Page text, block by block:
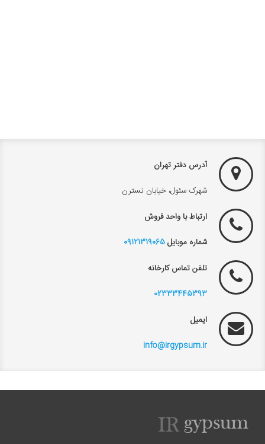
آدرس دفتر تهران
شهرک سئول، خیابان نسترن
ارتباط با واحد فروش
شماره موبایل09121319065
تلفن تماس کارخانه
02333445393
ایمیل
info@irgypsum.ir